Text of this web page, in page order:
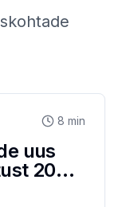
8 min
uus
2025.